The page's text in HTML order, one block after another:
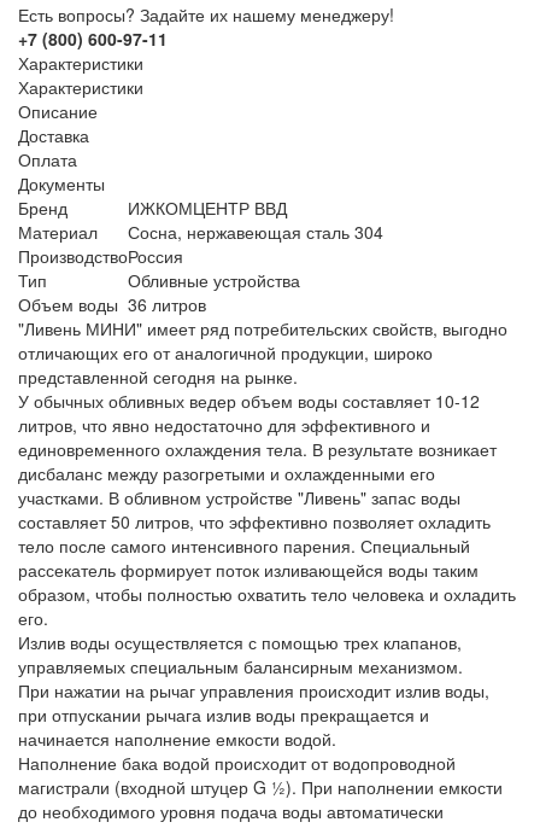
Есть вопросы? Задайте их нашему менеджеру!
+7 (800) 600-97-11
Характеристики
Характеристики
Описание
Доставка
Оплата
Документы
Бренд
ИЖКОМЦЕНТР ВВД
Материал
Сосна, нержавеющая сталь 304
ПроизводствоРоссия
Тип
Обливные устройства
Объем воды 36 литров
"Ливень МИНИ" имеет ряд потребительских свойств, выгодно
отличающих его от аналогичной продукции, широко
представленной сегодня на рынке.
У обычных обливных ведер объем воды составляет 10-12
литров, что явно недостаточно для эффективного и
единовременного охлаждения тела. В результате возникает
дисбаланс между разогретыми и охлажденными его
участками. В обливном устройстве "Ливень" запас воды
составляет 50 литров, что эффективно позволяет охладить
тело после самого интенсивного парения. Специальный
рассекатель формирует поток изливающейся воды таким
образом, чтобы полностью охватить тело человека и охладить
его.
Излив воды осуществляется с помощью трех клапанов,
управляемых специальным балансирным механизмом.
При нажатии на рычаг управления происходит излив воды,
при отпускании рычага излив воды прекращается и
начинается наполнение емкости водой.
Наполнение бака водой происходит от водопроводной
магистрали (входной штуцер G ½). При наполнении емкости
до необходимого уровня подача воды автоматически